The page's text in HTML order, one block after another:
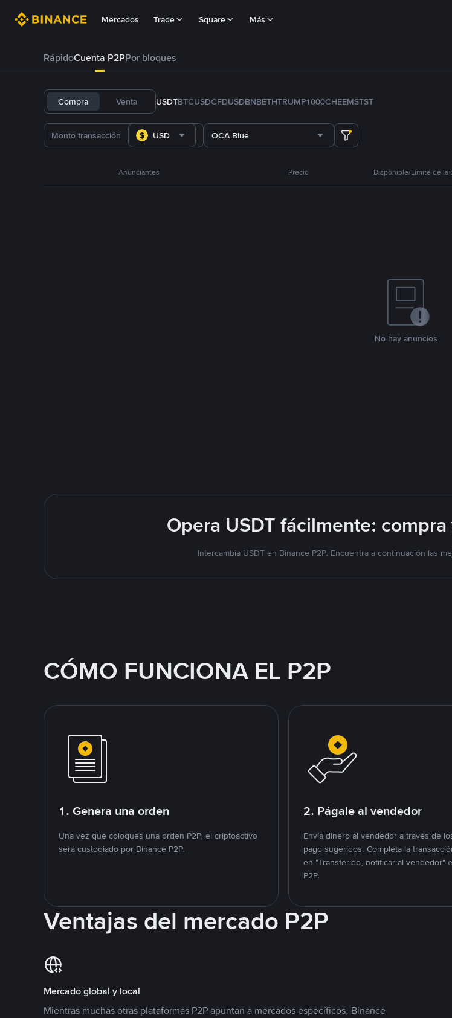
Mercados Trade Square Más
RápidoCuenta P2PPor bloques
Compra Venta USDTBTCUSDCFDUSDBNBETHTRUMP1000CHEEMSTST
USD OCA Blue
Anunciantes Precio Disponible/Límite de la
No hay anuncios
Opera USDT fácilmente:
Intercambia USDT en Binance P2P. Encuentra a continuación las
CÓMO FUNCIONA EL P2P
1. Genera una orden
Una vez que coloques una orden P2P, el criptoactivo
será custodiado por Binance P2P.
2. Págale al vendedor
Envía dinero al vendedor a través de
pago sugeridos. Completa la
en "Transferido, notificar al vendedor"
P2P.
Ventajas del mercado P2P
Mercado global y local
Mientras muchas otras plataformas P2P apuntan a mercados específicos, Binance